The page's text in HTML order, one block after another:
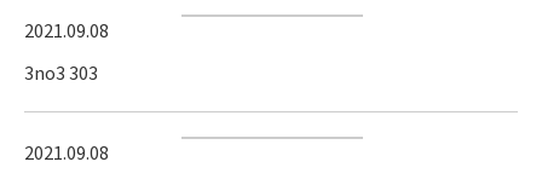
2021.09.08
3no3 303
2021.09.08